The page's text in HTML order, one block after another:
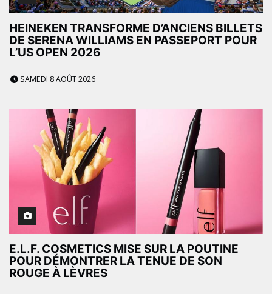
HEINEKEN TRANSFORME D’ANCIENS BILLETS
DE SERENA WILLIAMS EN PASSEPORT POUR
L’US OPEN 2026
SAMEDI 8 AOÛT 2026
E.L.F. COSMETICS MISE SUR LA POUTINE
POUR DÉMONTRER LA TENUE DE SON
ROUGE À LÈVRES